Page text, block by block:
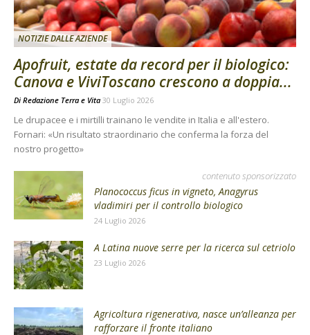
NOTIZIE DALLE AZIENDE
Apofruit, estate da record per il biologico:
Canova e ViviToscano crescono a doppia...
Di Redazione Terra e Vita 30 Luglio 2026
Le drupacee e i mirtilli trainano le vendite in Italia e all'estero.
Fornari: «Un risultato straordinario che conferma la forza del
nostro progetto»
contenuto sponsorizzato
Planococcus ficus in vigneto, Anagyrus
vladimiri per il controllo biologico
24 Luglio 2026
A Latina nuove serre per la ricerca sul cetriolo
23 Luglio 2026
Agricoltura rigenerativa, nasce un’alleanza per
rafforzare il fronte italiano